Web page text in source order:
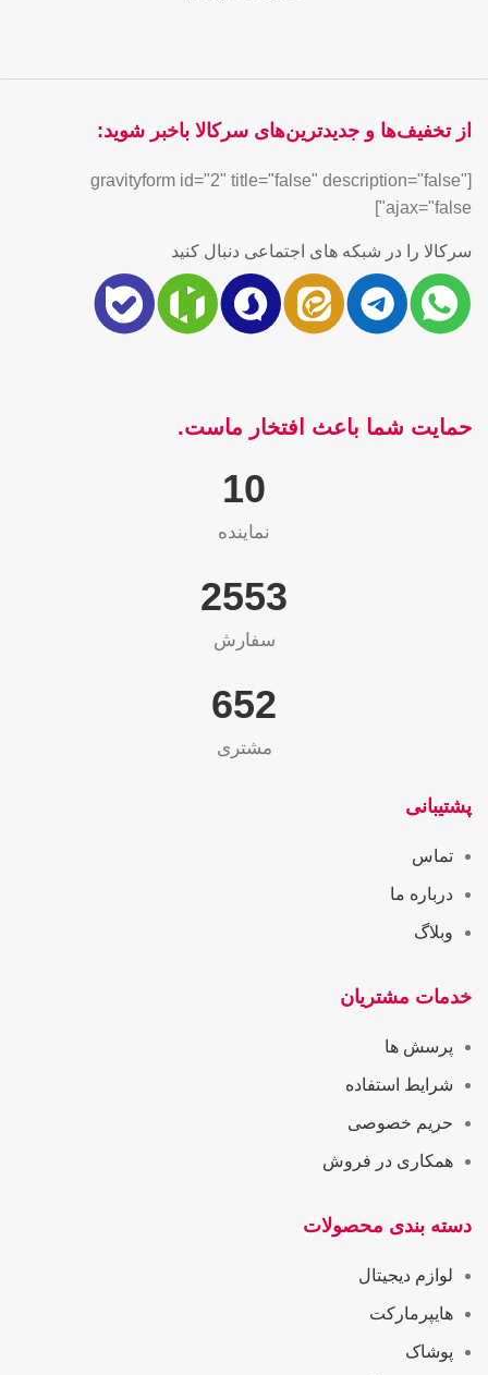
از تخفیف‌ها و جدیدترین‌های سرکالا باخبر شوید:
[gravityform id="2" title="false" description="false"
ajax="false"]
سرکالا را در شبکه های اجتماعی دنبال کنید
حمایت شما باعث افتخار ماست.
10
نماینده
2565
سفارش
655
مشتری
پشتیبانی
تماس
درباره ما
وبلاگ
خدمات مشتریان
پرسش ها
شرایط استفاده
حریم خصوصی
همکاری در فروش
دسته بندی محصولات
لوازم دیجیتال
هایپرمارکت
پوشاک